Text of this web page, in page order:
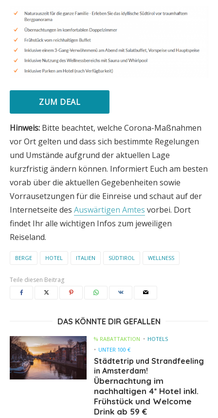
ZUM DEAL
Hinweis: Bitte beachtet, welche Corona-Maßnahmen
vor Ort gelten und dass sich bestimmte Regelungen
und Umstände aufgrund der aktuellen Lage
kurzfristig ändern können. Informiert Euch am besten
vorab über die aktuellen Gegebenheiten sowie
Vorrausetzungen für die Einreise und schaut auf der
Internetseite des Auswärtigen Amtes vorbei. Dort
findet Ihr alle wichtigen Infos zum jeweiligen
Reiseland.
BERGE HOTEL ITALIEN SÜDTIROL WELLNESS
Teile diesen Beitrag
DAS KÖNNTE DIR GEFALLEN
% RABATTAKTION
HOTELS
UNTER 100 €
Städtetrip und Strandfeeling
in Amsterdam!
Übernachtung im
nachhaltigen 4* Hotel inkl.
Frühstück und Welcome
Drink ab 59 €